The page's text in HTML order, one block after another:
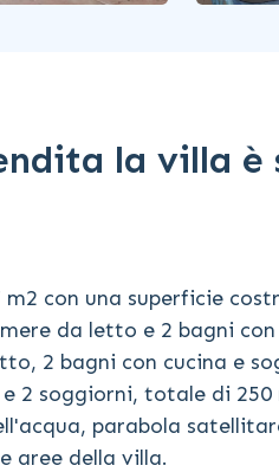
la villa
m2 con una superficie
da letto e 2 bagni
2 bagni con cucina e
2 soggiorni, totale di
parabola
aree della villa.